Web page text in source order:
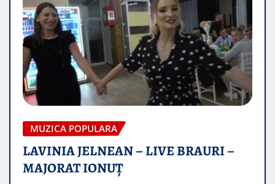
MUZICA POPULARA
LAVINIA JELNEAN – LIVE BRAURI –
MAJORAT IONUŢ